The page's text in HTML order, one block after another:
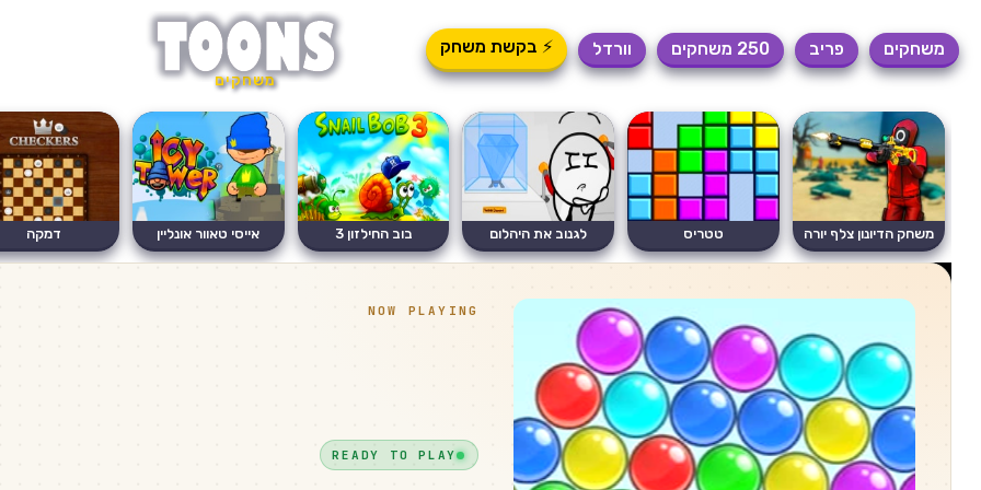
משחקים פריב 250 משחקים וורדל ⚡ בקשת משחק
משחקים
משחק הדיונון צלף יורה טטריס לגנוב את היהלום בוב החילזון 3 אייסי טאוור אונליין דמקה